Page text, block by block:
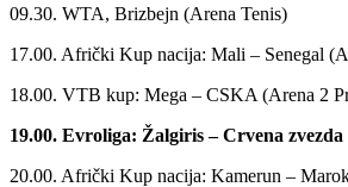
09.30. WTA, Brizbejn (Arena Tenis)
17.00. Afrički Kup nacija: Mali – Senegal
18.00. VTB kup: Mega – CSKA (Arena 2
19.00. Evroliga: Žalgiris – Crvena
20.00. Afrički Kup nacija: Kamerun –